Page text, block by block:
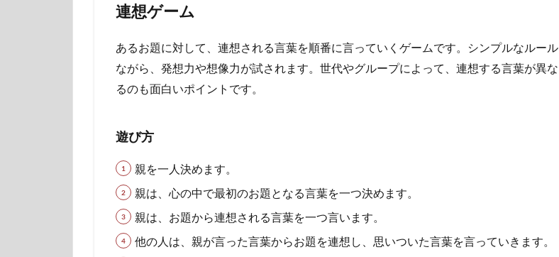
連想ゲーム
あるお題に対して、連想される言葉を順番に言っていくゲームです。シンプルなルール
ながら、発想力や想像力が試されます。世代やグループによって、連想する言葉が異な
るのも面白いポイントです。
遊び方
親を一人決めます。
親は、心の中で最初のお題となる言葉を一つ決めます。
親は、お題から連想される言葉を一つ言います。
他の人は、親が言った言葉からお題を連想し、思いついた言葉を言っていきます。